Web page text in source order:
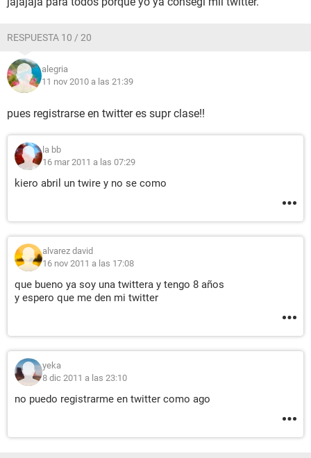
RESPUESTA 10 / 20
alegria
11 nov 2010 a las 21:39
pues registrarse en twitter es supr clase!!
la bb
16 mar 2011 a las 07:29
kiero abril un twire y no se como
alvarez david
16 nov 2011 a las 17:08
que bueno ya soy una twittera y tengo 8 años
y espero que me den mi twitter
yeka
8 dic 2011 a las 23:10
no puedo registrarme en twitter como ago